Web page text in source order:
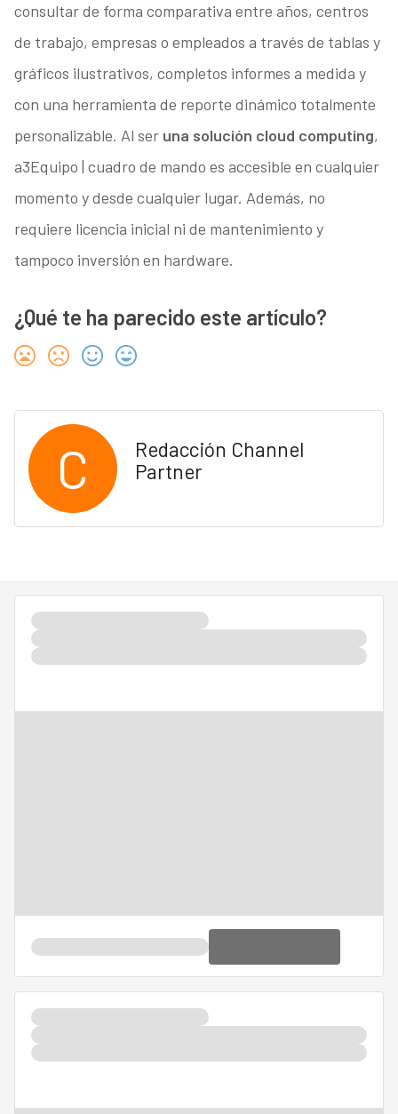
consultar de forma comparativa entre años, centros
de trabajo, empresas o empleados a través de tablas y
gráficos ilustrativos, completos informes a medida y
con una herramienta de reporte dinámico totalmente
personalizable. Al ser una solución cloud computing,
a3Equipo | cuadro de mando es accesible en cualquier
momento y desde cualquier lugar. Además, no
requiere licencia inicial ni de mantenimiento y
tampoco inversión en hardware.
¿Qué te ha parecido este artículo?
C
Redacción Channel
Partner